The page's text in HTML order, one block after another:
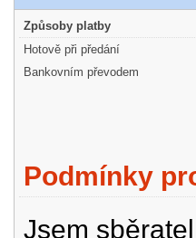
Způsoby platby
Hotově při předání
Bankovním převodem
Podmínky
Jsem